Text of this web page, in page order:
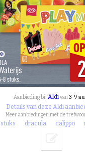
Aanbieding bij Aldivan3-9
Details van deze Aldi
Meer aanbiedingen met de
stuks dracula calippo